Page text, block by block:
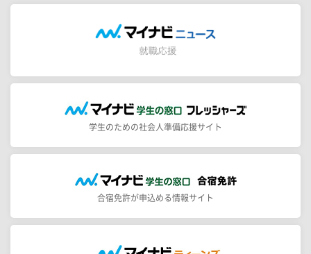
学生のための社会人準備応援サイト
合宿免許が申込める情報サイト